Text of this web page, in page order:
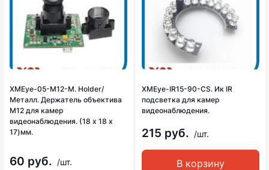
XMEye-05-М12-M. Holder/
Металл. Держатель объектива
М12 для камер
видеонаблюдения. (18 х 18 х
17)мм.
60 руб. /шт.
XMEye-IR15-90-CS. Ик IR
подсветка для камер
видеонаблюдения.
215 руб. /шт.
В корзину